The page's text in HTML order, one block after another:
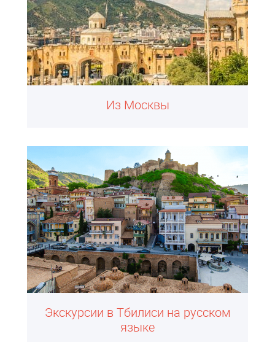
Из Москвы
Экскурсии в Тбилиси на русском
языке